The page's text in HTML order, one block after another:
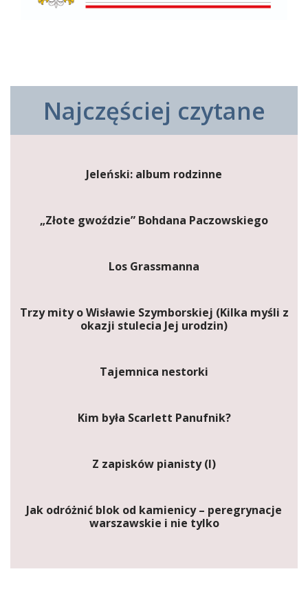
Najczęściej czytane
Jeleński: album rodzinne
„Złote gwoździe” Bohdana Paczowskiego
Los Grassmanna
Trzy mity o Wisławie Szymborskiej (Kilka myśli z
okazji stulecia Jej urodzin)
Tajemnica nestorki
Kim była Scarlett Panufnik?
Z zapisków pianisty (I)
Jak odróżnić blok od kamienicy – peregrynacje
warszawskie i nie tylko